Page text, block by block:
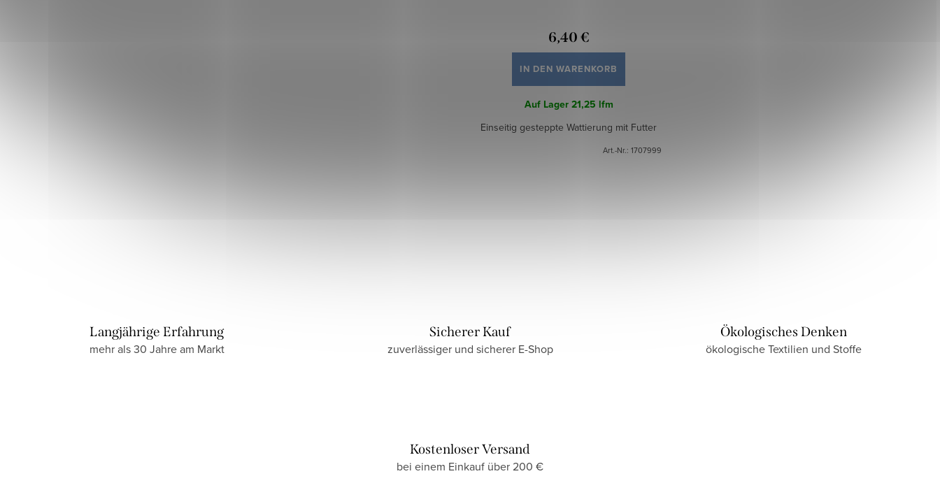
6,40 €
IN DEN WARENKORB
Auf Lager21,25 lfm
Einseitig gesteppte Wattierung mit Futter
Art.-Nr.: 1707999
Langjährige Erfahrung
mehr als 30 Jahre am Markt
Sicherer Kauf
zuverlässiger und sicherer E-Shop
Ökologisches Denken
ökologische Textilien und Stoffe
Kostenloser Versand
bei einem Einkauf über 200 €